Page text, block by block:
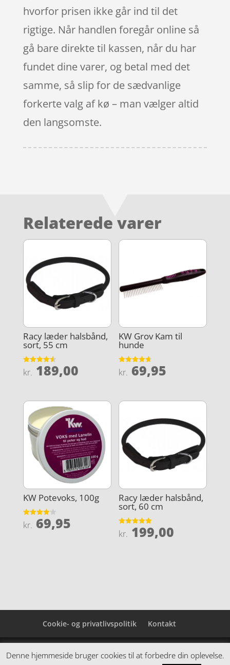
hvorfor prisen ikke går ind til det
rigtige. Når handlen foregår online så
gå bare direkte til kassen, når du har
fundet dine varer, og betal med det
samme, så slip for de sædvanlige
forkerte valg af kø – man vælger altid
den langsomste.
Relaterede varer
Racy læder halsbånd,
sort, 55 cm
Vurderet
4.6
kr. 189,00
KW Grov Kam til
hunde
Vurderet
4.7
kr. 69,95
KW Potevoks, 100g
Vurderet
4.1
kr. 69,95
Racy læder halsbånd,
sort, 60 cm
Vurderet
5
kr. 199,00
Cookie- og privatlivspolitik Kontakt
Denne hjemmeside samler et bredt udvalg af
spændende varer. Siden er et affiiliatesite, og nogle
Denne hjemmeside bruger cookies til at forbedre din oplevelse.